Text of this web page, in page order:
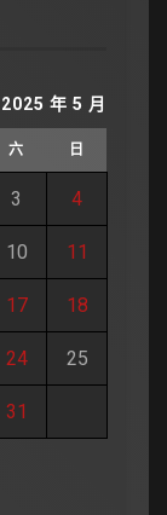
2025 年 5 月
六 日
3 4
10 11
17 18
24 25
31